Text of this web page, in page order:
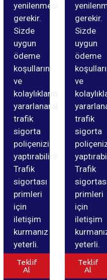
yenilenmesi
gerekir.
Sizde
uygun
ödeme
koşullarını
ve
kolaylıklarından
yararlanarak
trafik
sigorta
poliçenizi
yaptırabilirsiniz.
Trafik
sigortası
primleri
için
iletişim
kurmanız
yeterli.
Teklif
Al
gerekir.
Sizde
uygun
ödeme
ve
trafik
sigorta
Trafik
primleri
için
iletişim
yeterli.
Teklif
Al